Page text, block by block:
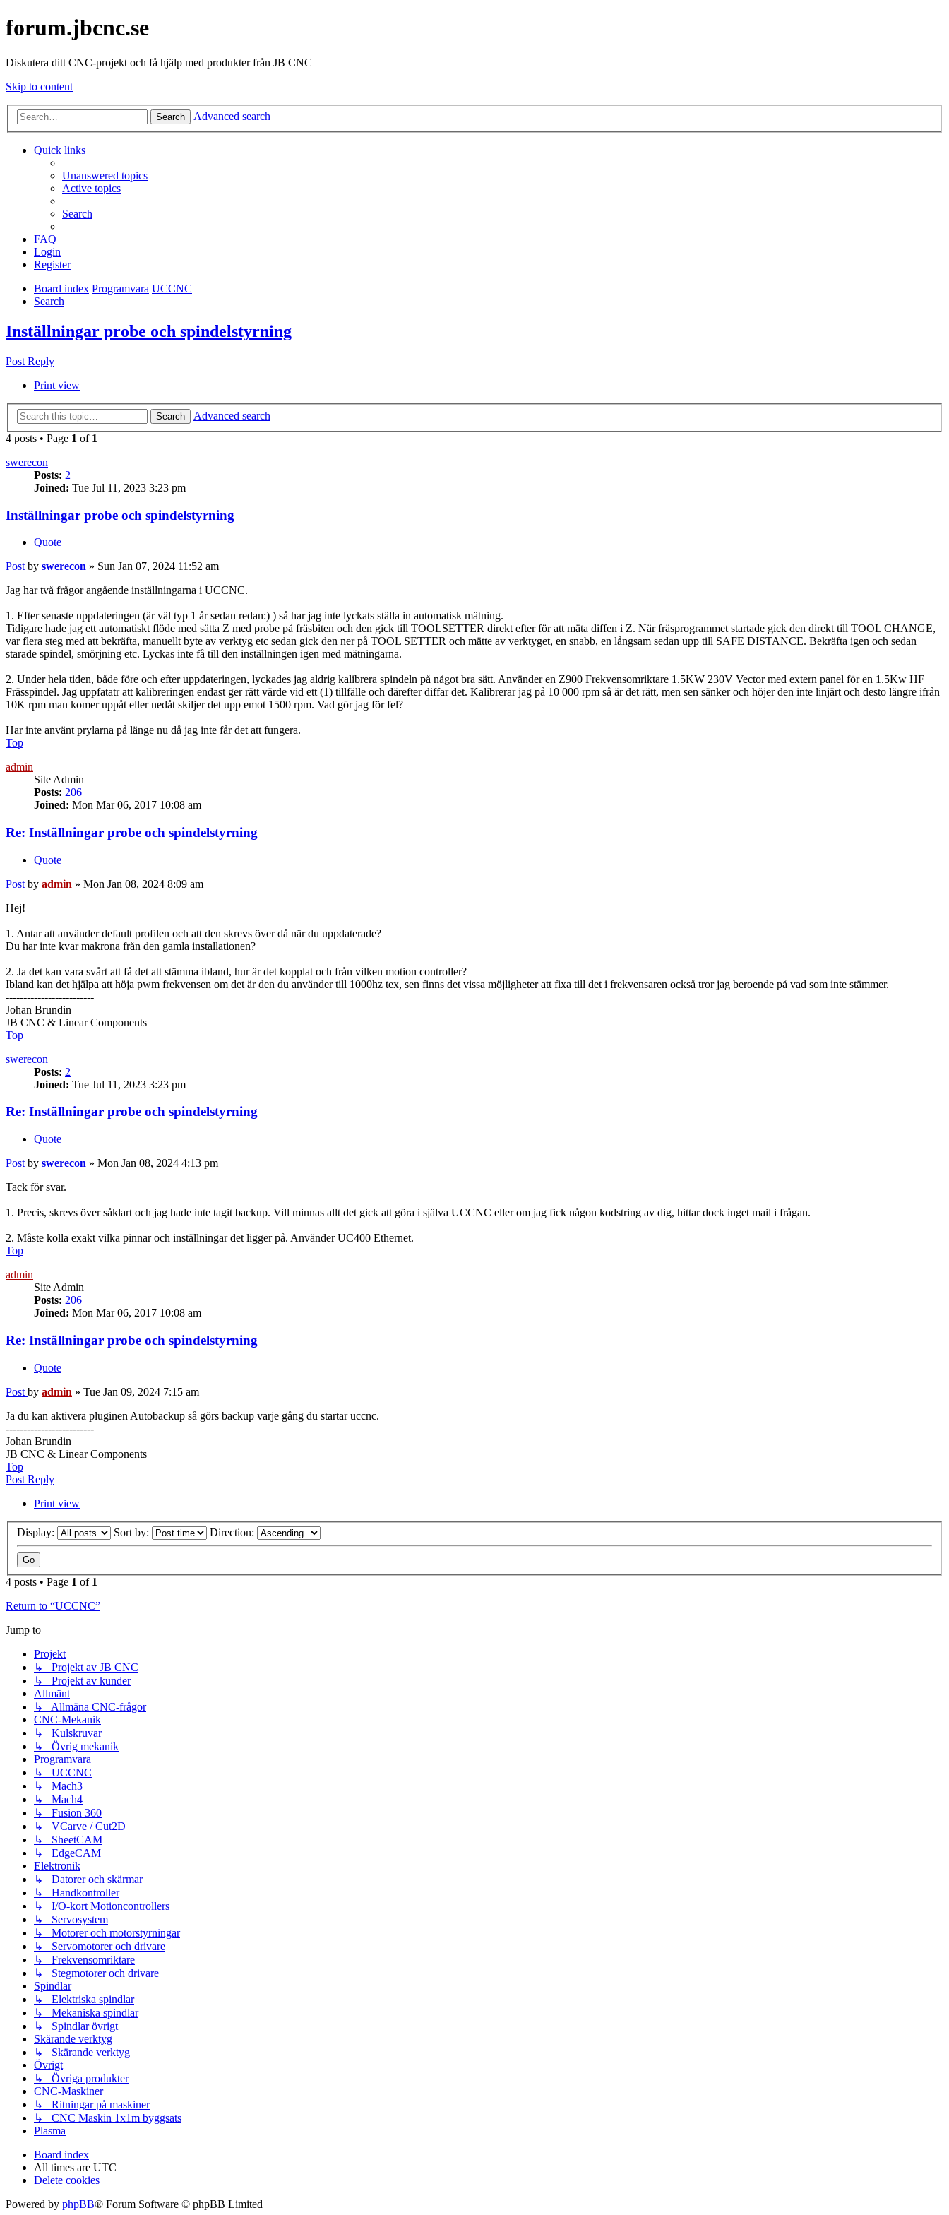
forum.jbcnc.se
Diskutera ditt CNC-projekt och få hjälp med produkter från JB CNC
Skip to content
Search Advanced search
Quick links
Unanswered topics
Active topics
Search
FAQ
Login
Register
Board index Programvara UCCNC
Search
Inställningar probe och spindelstyrning
Post Reply
Print view
Search
Advanced search
4 posts • Page 1 of 1
swerecon
Posts: 2
Joined: Tue Jul 11, 2023 3:23 pm
Inställningar probe och spindelstyrning
Quote
Post by swerecon » Sun Jan 07, 2024 11:52 am
Jag har två frågor angående inställningarna i UCCNC.
1. Efter senaste uppdateringen (är väl typ 1 år sedan redan:) ) så har jag inte lyckats ställa in automatisk mätning.
Tidigare hade jag ett automatiskt flöde med sätta Z med probe på fräsbiten och den gick till TOOLSETTER direkt efter för att mäta diffen i Z. När fräsprogrammet startade gick den direkt till TOOL CHANGE,
var flera steg med att bekräfta, manuellt byte av verktyg etc sedan gick den ner på TOOL SETTER och mätte av verktyget, en snabb, en långsam sedan upp till SAFE DISTANCE. Bekräfta igen och sedan
starade spindel, smörjning etc. Lyckas inte få till den inställningen igen med mätningarna.
2. Under hela tiden, både före och efter uppdateringen, lyckades jag aldrig kalibrera spindeln på något bra sätt. Använder en Z900 Frekvensomriktare 1.5KW 230V Vector med extern panel för en 1.5Kw HF
Frässpindel. Jag uppfatatr att kalibreringen endast ger rätt värde vid ett (1) tillfälle och därefter diffar det. Kalibrerar jag på 10 000 rpm så är det rätt, men sen sänker och höjer den inte linjärt och desto längre ifrån
10K rpm man komer uppåt eller nedåt skiljer det upp emot 1500 rpm. Vad gör jag för fel?
Har inte använt prylarna på länge nu då jag inte får det att fungera.
Top
admin
Site Admin
Posts: 206
Joined: Mon Mar 06, 2017 10:08 am
Re: Inställningar probe och spindelstyrning
Quote
Post by admin » Mon Jan 08, 2024 8:09 am
Hej!
1. Antar att använder default profilen och att den skrevs över då när du uppdaterade?
Du har inte kvar makrona från den gamla installationen?
2. Ja det kan vara svårt att få det att stämma ibland, hur är det kopplat och från vilken motion controller?
Ibland kan det hjälpa att höja pwm frekvensen om det är den du använder till 1000hz tex, sen finns det vissa möjligheter att fixa till det i frekvensaren också tror jag beroende på vad som inte stämmer.
-------------------------
Johan Brundin
JB CNC & Linear Components
Top
swerecon
Posts: 2
Joined: Tue Jul 11, 2023 3:23 pm
Re: Inställningar probe och spindelstyrning
Quote
Post by swerecon » Mon Jan 08, 2024 4:13 pm
Tack för svar.
1. Precis, skrevs över såklart och jag hade inte tagit backup. Vill minnas allt det gick att göra i själva UCCNC eller om jag fick någon kodstring av dig, hittar dock inget mail i frågan.
2. Måste kolla exakt vilka pinnar och inställningar det ligger på. Använder UC400 Ethernet.
Top
admin
Site Admin
Posts: 206
Joined: Mon Mar 06, 2017 10:08 am
Re: Inställningar probe och spindelstyrning
Quote
Post by admin » Tue Jan 09, 2024 7:15 am
Ja du kan aktivera pluginen Autobackup så görs backup varje gång du startar uccnc.
-------------------------
Johan Brundin
JB CNC & Linear Components
Top
Post Reply
Print view
Display: Sort by: Direction:
4 posts • Page 1 of 1
Return to “UCCNC”
Jump to
Projekt
↳ Projekt av JB CNC
↳ Projekt av kunder
Allmänt
↳ Allmäna CNC-frågor
CNC-Mekanik
↳ Kulskruvar
↳ Övrig mekanik
Programvara
↳ UCCNC
↳ Mach3
↳ Mach4
↳ Fusion 360
↳ VCarve / Cut2D
↳ SheetCAM
↳ EdgeCAM
Elektronik
↳ Datorer och skärmar
↳ Handkontroller
↳ I/O-kort Motioncontrollers
↳ Servosystem
↳ Motorer och motorstyrningar
↳ Servomotorer och drivare
↳ Frekvensomriktare
↳ Stegmotorer och drivare
Spindlar
↳ Elektriska spindlar
↳ Mekaniska spindlar
↳ Spindlar övrigt
Skärande verktyg
↳ Skärande verktyg
Övrigt
↳ Övriga produkter
CNC-Maskiner
↳ Ritningar på maskiner
↳ CNC Maskin 1x1m byggsats
Plasma
Board index
All times are UTC
Delete cookies
Powered by phpBB® Forum Software © phpBB Limited